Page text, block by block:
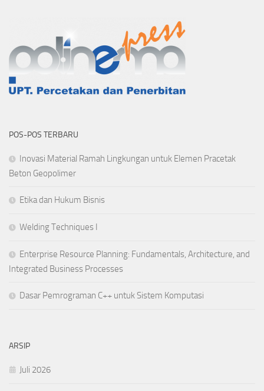
POS-POS TERBARU
Inovasi Material Ramah Lingkungan untuk Elemen Pracetak
Beton Geopolimer
Etika dan Hukum Bisnis
Welding Techniques I
Enterprise Resource Planning: Fundamentals, Architecture, and
Integrated Business Processes
Dasar Pemrograman C++ untuk Sistem Komputasi
ARSIP
Juli 2026